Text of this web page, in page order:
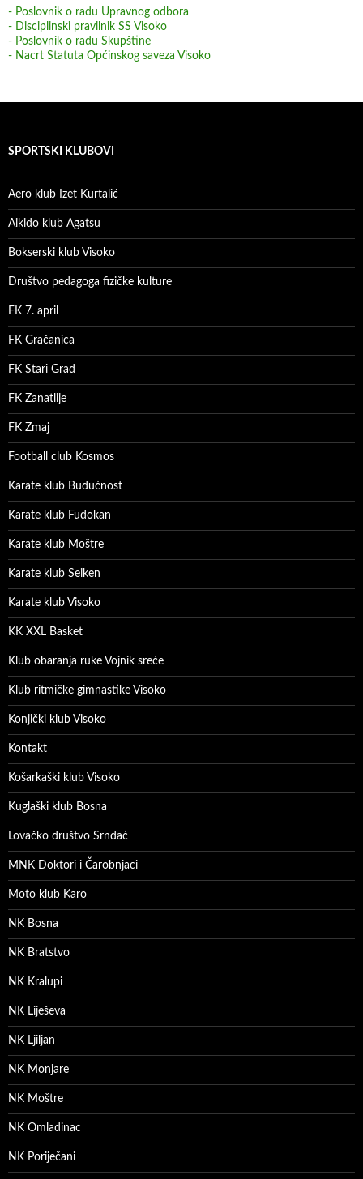
- Poslovnik o radu Upravnog odbora
- Disciplinski pravilnik SS Visoko
- Poslovnik o radu Skupštine
- Nacrt Statuta Općinskog saveza Visoko
SPORTSKI KLUBOVI
Aero klub Izet Kurtalić
Aikido klub Agatsu
Bokserski klub Visoko
Društvo pedagoga fizičke kulture
FK 7. april
FK Gračanica
FK Stari Grad
FK Zanatlije
FK Zmaj
Football club Kosmos
Karate klub Budućnost
Karate klub Fudokan
Karate klub Moštre
Karate klub Seiken
Karate klub Visoko
KK XXL Basket
Klub obaranja ruke Vojnik sreće
Klub ritmičke gimnastike Visoko
Konjički klub Visoko
Kontakt
Košarkaški klub Visoko
Kuglaški klub Bosna
Lovačko društvo Srndać
MNK Doktori i Čarobnjaci
Moto klub Karo
NK Bosna
NK Bratstvo
NK Kralupi
NK Liješeva
NK Ljiljan
NK Monjare
NK Moštre
NK Omladinac
NK Poriječani